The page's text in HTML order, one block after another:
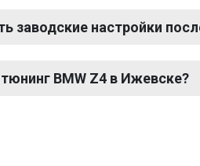
заводские настройки
BMW Z4 в Ижевске?